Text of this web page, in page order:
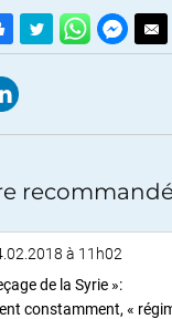
à 11h02
de la Syrie »:
constamment, «